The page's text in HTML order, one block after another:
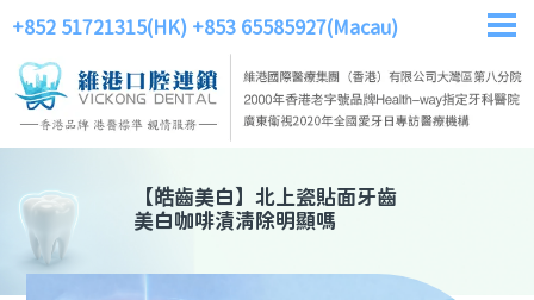
+852 51721315(HK) +853 65585927(Macau)
【皓齒美白】 北上瓷貼面牙齒
美白咖啡漬清除明顯嗎